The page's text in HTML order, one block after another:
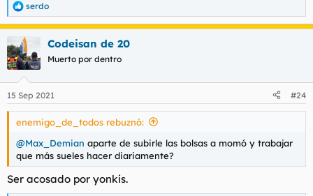
R
e
a
c
c
i
e
s
serdo
Codeisan de 20
Muerto por dentro
15 Sep 2021 #24
enemigo_de_todos rebuznó:
@Max_Demian aparte de subirle las bolsas a momó y trabajar
que más sueles hacer diariamente?
Ser acosado por yonkis.